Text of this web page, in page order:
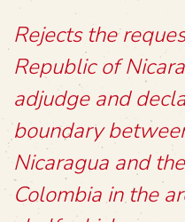
Rejects the
Republic of
adjudge and
boundary
Nicaragua and
Colombia in the